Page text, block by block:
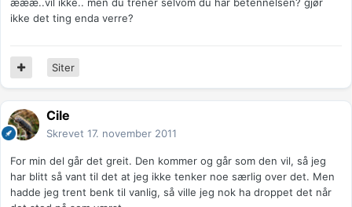
æææ..vil ikke.. men du trener selvom du har betennelsen? gjør
ikke det ting enda verre?
Siter
Cile
Skrevet 17. november 2011
For min del går det greit. Den kommer og går som den vil, så jeg
har blitt så vant til det at jeg ikke tenker noe særlig over det. Men
hadde jeg trent benk til vanlig, så ville jeg nok ha droppet det når